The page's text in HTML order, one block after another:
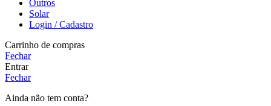
Outros
Solar
Login / Cadastro
Carrinho de compras
Fechar
Entrar
Fechar
Ainda não tem conta?